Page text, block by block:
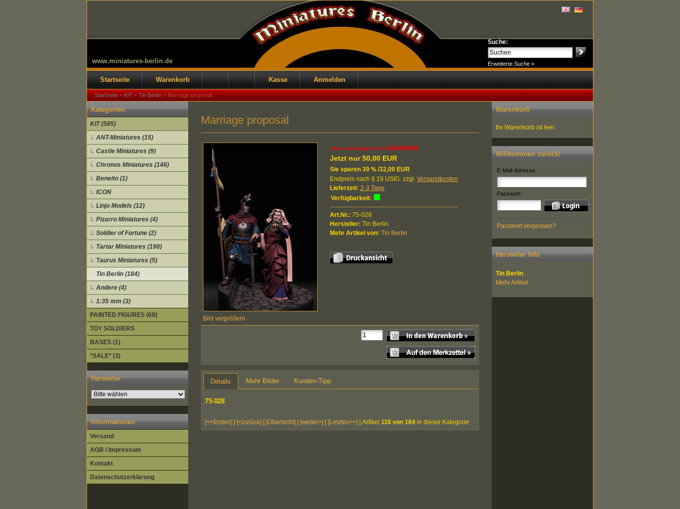
www.miniatures-berlin.de
Suche:
Erweiterte Suche »
Startseite Warenkorb Kasse Anmelden
Startseite»KIT»Tin Berlin»Marriage proposal
Kategorien
KIT (585)
ANT-Miniatures (15)
Castle Miniatures (9)
Chronos Miniatures (146)
Beneito (1)
ICON
Linjo Models (12)
Pizarro Miniatures (4)
Soldier of Fortune (2)
Tartar Miniatures (198)
Taurus Miniatures (5)
Tin Berlin (184)
Andere (4)
1:35 mm (3)
PAINTED FIGURES (68)
TOY SOLDIERS
BASES (1)
*SALE* (3)
Hersteller
Informationen
Versand
AGB / Impressum
Kontakt
Datenschutzerklärung
Marriage proposal
Bild vergrößern
Unser bisheriger Preis 82,00 EUR
Jetzt nur 50,00 EUR
Sie sparen 39 % /32,00 EUR
Endpreis nach § 19 UStG. zzgl. Versandkosten
Lieferzeit: 2-3 Tage
Verfügbarkeit:
Art.Nr.: 75-028
Hersteller: Tin Berlin
Mehr Artikel von: Tin Berlin
Details Mehr Bilder Kunden-Tipp
75-028
[<<Erstes] [<zurück] [Übersicht] [weiter>] [Letztes>>] | Artikel 116 von 184 in dieser Kategorie
Warenkorb
Ihr Warenkorb ist leer.
Willkommen zurück!
E-Mail-Adresse:
Passwort:
Passwort vergessen?
Hersteller Info
Tin Berlin
Mehr Artikel